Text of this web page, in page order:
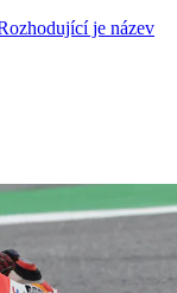
je název